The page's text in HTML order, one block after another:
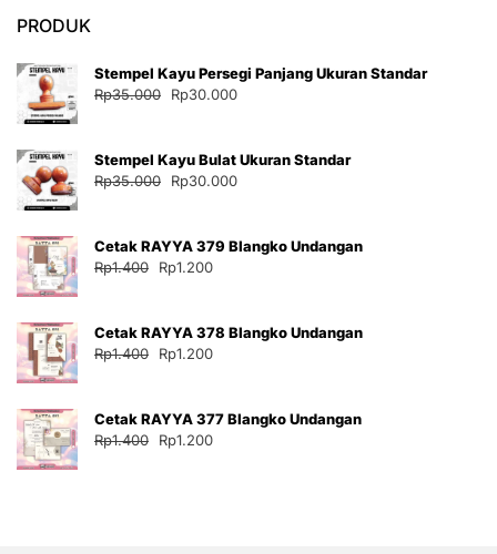
PRODUK
Stempel Kayu Persegi Panjang Ukuran Standar
Rp35.000
Harga
Rp35.000.
Rp30.000
adalah:
Stempel Kayu Bulat Ukuran Standar
Rp35.000
Harga
Rp35.000.
Rp30.000
adalah:
Cetak RAYYA 379 Blangko Undangan
Rp1.400
Harga
Rp1.400.
Rp1.200
adalah:
Cetak RAYYA 378 Blangko Undangan
Rp1.400
Harga
Rp1.400.
Rp1.200
adalah:
Cetak RAYYA 377 Blangko Undangan
Rp1.400
Harga
Rp1.200